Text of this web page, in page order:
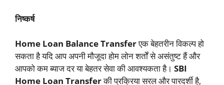
निष्कर्ष
Home Loan Balance Transferएक बेहतरीन विकल्प हो
सकता है यदि आप अपनी मौजूदा होम लोन शर्तों से असंतुष्ट हैं और
आपको कम ब्याज दर या बेहतर सेवा की आवश्यकता है। SBI
Home Loan Transferकी प्रक्रिया सरल और पारदर्शी है,